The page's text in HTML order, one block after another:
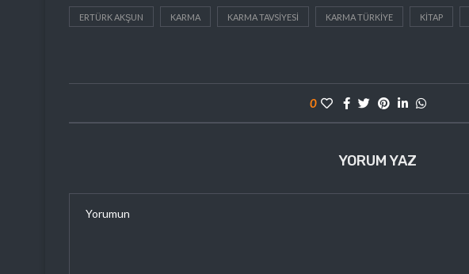
ERTÜRK AKŞUN KARMA KARMA TAVSIYESI KARMA TÜRKIYE KITAP
0
YORUM YAZ